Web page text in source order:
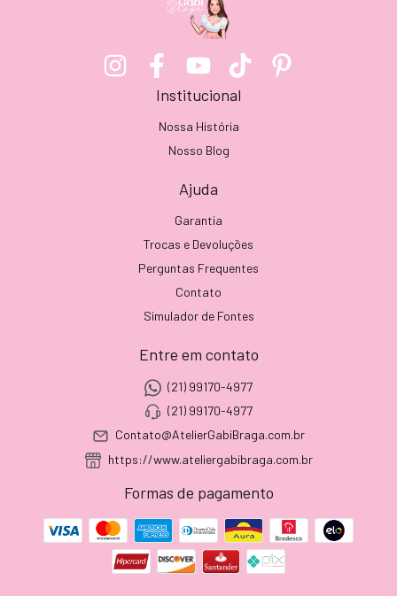
Institucional
Nossa História
Nosso Blog
Ajuda
Garantia
Trocas e Devoluções
Perguntas Frequentes
Contato
Simulador de Fontes
Entre em contato
(21) 99170-4977
(21) 99170-4977
Contato@AtelierGabiBraga.com.br
https://www.ateliergabibraga.com.br
Formas de pagamento